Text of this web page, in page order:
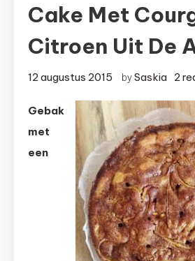
Cake Met
Citroen Uit De
12 augustus 2015 bySaskia 2
Gebak
met
een